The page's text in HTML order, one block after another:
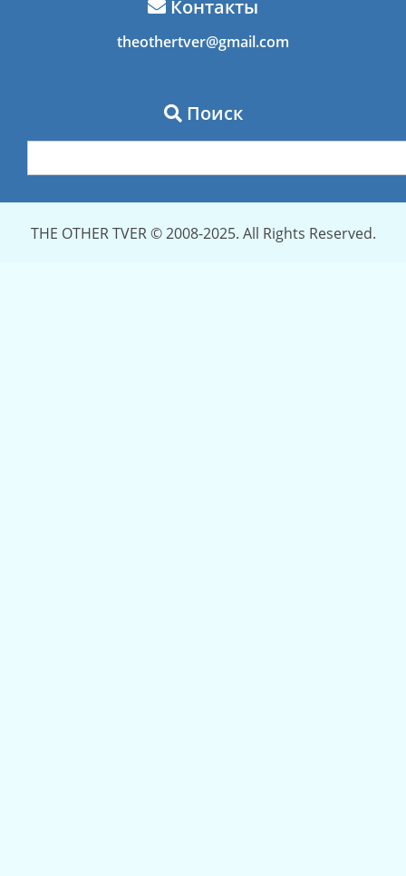
Контакты
theothertver@gmail.com
Поиск
THE OTHER TVER © 2008-2025. All Rights Reserved.